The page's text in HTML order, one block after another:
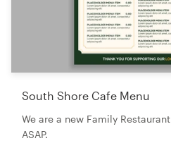
South Shore Cafe Menu
We are a new Family
ASAP.